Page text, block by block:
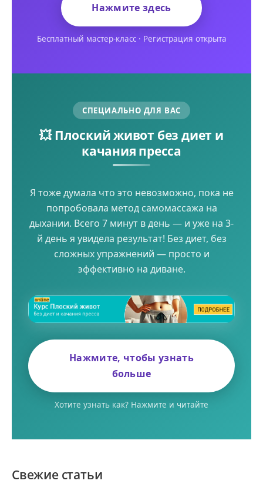
Свежие статьи
Нажмите здесь
Бесплатный мастер-класс · Регистрация открыта
СПЕЦИАЛЬНО ДЛЯ ВАС
💥 Плоский живот без диет и
качания пресса
Я тоже думала что это невозможно, пока не
попробовала метод самомассажа на
дыхании. Всего 7 минут в день — и уже на 3-
й день я увидела результат! Без диет, без
сложных упражнений — просто и
эффективно на диване.
Нажмите, чтобы узнать
больше
Хотите узнать как? Нажмите и читайте